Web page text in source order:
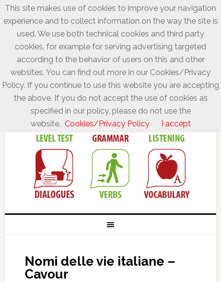
Nomi delle vie italiane –
Cavour
This site makes use of cookies to improve your navigation
experience and to collect information on the way the site is
used. We use both technical cookies and third party
cookies, for example for serving advertising targeted
according to the behavior of users on this and other
websites. You can find out more in our Cookies/Privacy
Policy. If you continue to use this website you are accepting
the above. If you do not accept the use of cookies as
specified in our policy, please do not use the
website. Cookies/Privacy Policy I accept